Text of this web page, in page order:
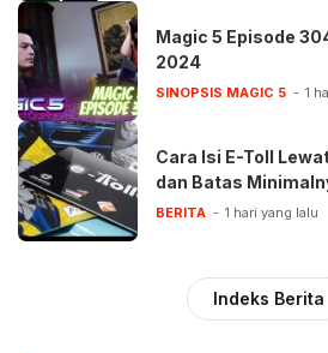
Magic 5 Episode
2024
SINOPSIS MAGIC 5 1
Cara Isi E-Toll
dan Batas
BERITA 1 hari yang lalu
Indeks Berita